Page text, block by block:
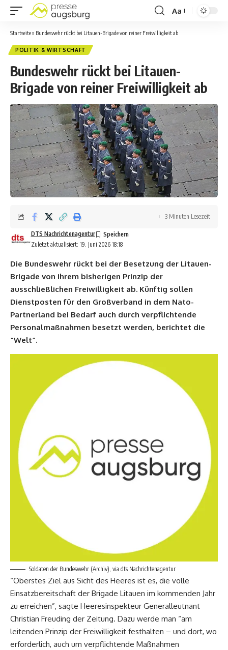
Aa
Startseite» Bundeswehr rückt bei Litauen-Brigade von reiner Freiwilligkeit ab
POLITIK & WIRTSCHAFT
Bundeswehr rückt bei Litauen-
Brigade von reiner Freiwilligkeit ab
Zuletzt aktualisiert: 19. Juni 2026 18:18
DTS Nachrichtenagentur
3 Minuten Lesezeit
Die Bundeswehr rückt bei der Besetzung der Litauen-
Brigade von ihrem bisherigen Prinzip der
ausschließlichen Freiwilligkeit ab. Künftig sollen
Dienstposten für den Großverband in dem Nato-
Partnerland bei Bedarf auch durch verpflichtende
Personalmaßnahmen besetzt werden, berichtet die
“Welt”.
Soldaten der Bundeswehr (Archiv), via dts Nachrichtenagentur
“Oberstes Ziel aus Sicht des Heeres ist es, die volle
Einsatzbereitschaft der Brigade Litauen im kommenden Jahr
zu erreichen”, sagte Heeresinspekteur Generalleutnant
Christian Freuding der Zeitung. Dazu werde man “am
leitenden Prinzip der Freiwilligkeit festhalten – und dort, wo
erforderlich, auch um verpflichtende Maßnahmen